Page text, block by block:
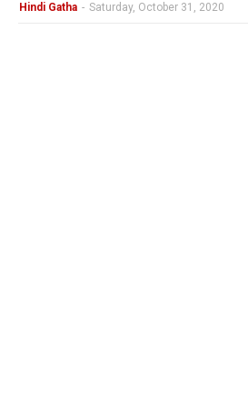
Hindi Gatha - Saturday, October 31, 2020